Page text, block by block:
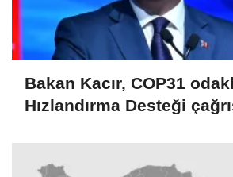
Bakan Kacır, COP31
Hızlandırma Desteği